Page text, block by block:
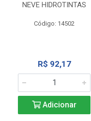
NEVE HIDROTINTAS
Código: 14502
R$ 92,17
Adicionar